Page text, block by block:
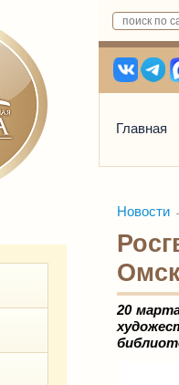
Главная
Новости
20